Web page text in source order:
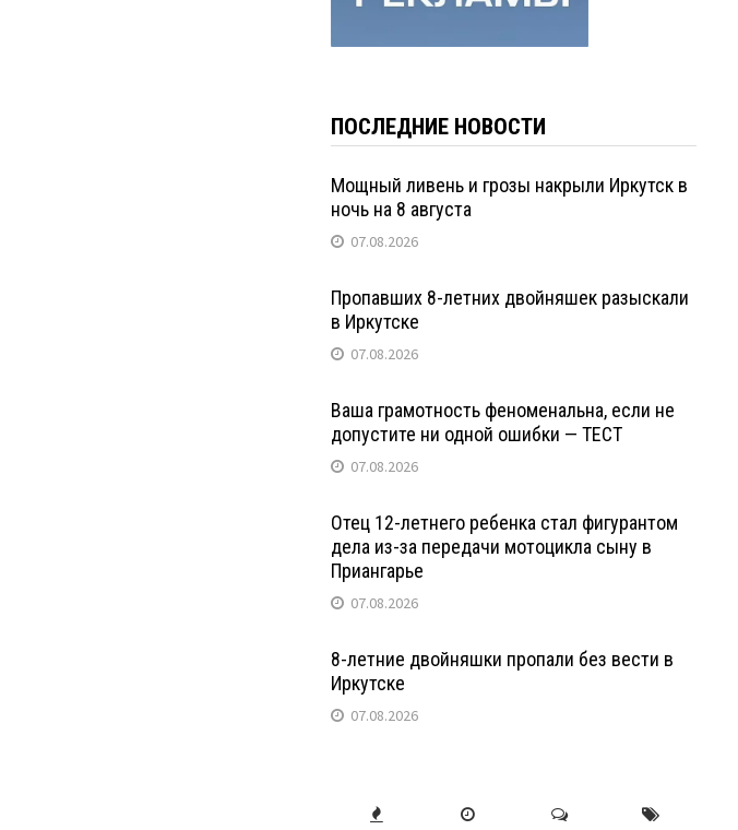
ПОСЛЕДНИЕ НОВОСТИ
Мощный ливень и грозы накрыли Иркутск в
ночь на 8 августа
07.08.2026
Пропавших 8-летних двойняшек разыскали
в Иркутске
07.08.2026
Ваша грамотность феноменальна, если не
допустите ни одной ошибки — ТЕСТ
07.08.2026
Отец 12-летнего ребенка стал фигурантом
дела из-за передачи мотоцикла сыну в
Приангарье
07.08.2026
8-летние двойняшки пропали без вести в
Иркутске
07.08.2026